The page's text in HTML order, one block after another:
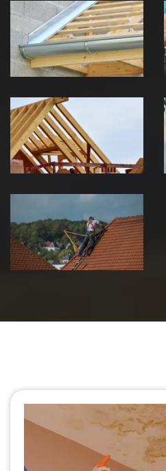
Pose de
Chéneau 39
Jura
Traitement de
charpente 39
Jura
Urgence fuite
de toiture 39
Jura